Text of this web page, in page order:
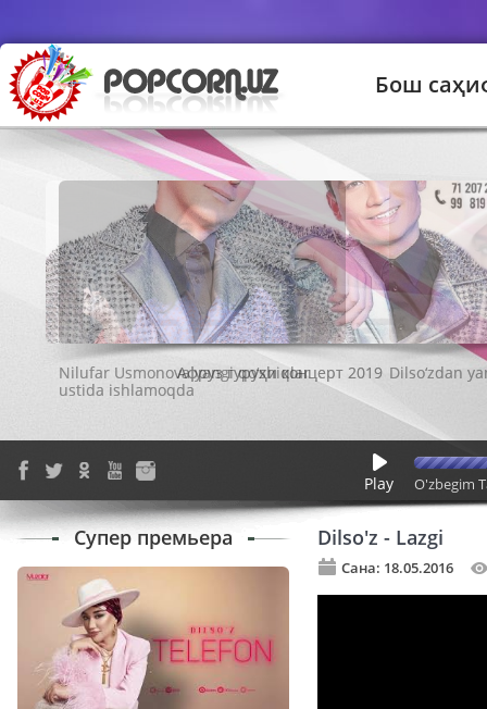
Бош
Афруз гуруҳи концерт 2019
Play O'zbegim
Dilso'z - Lazgi
Сана: 18.05.2016
Супер премьера